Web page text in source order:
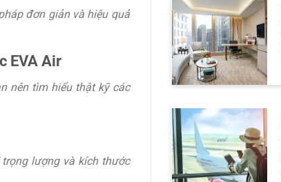
đơn giản và hiệu quả
EVA Air
nên tìm hiểu thật kỹ các
lượng và kích thước